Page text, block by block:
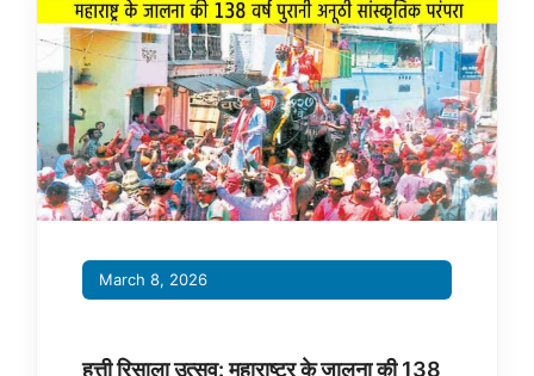
March 8, 2026
हत्ती रिसाला उत्सव: महाराष्ट्र के जालना की 138